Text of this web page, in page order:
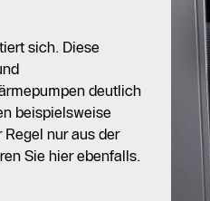
sich. Diese
deutlich
beispielsweise
nur aus der
Sie hier ebenfalls.